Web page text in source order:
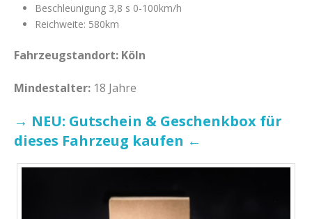
Beschleunigung 3,8 s 0-100km/h
Reichweite: 580km
Fahrzeugstandort: Köln
Mindestalter: 18 Jahre
→ NEU: Gutschein & Geschenkbox für
dieses Fahrzeug kaufen ←